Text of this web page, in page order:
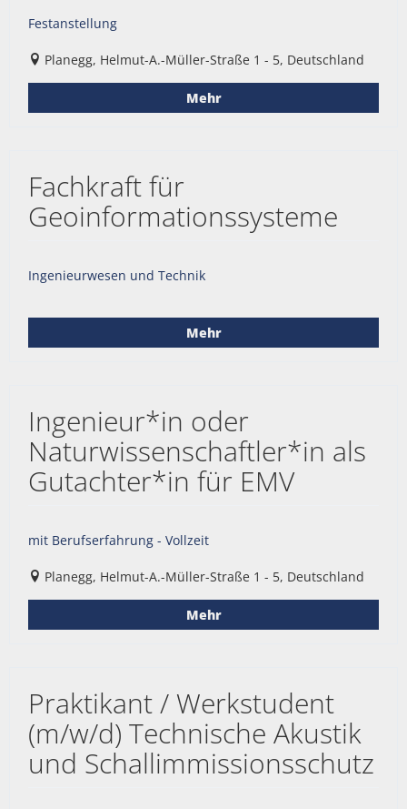
Festanstellung
Planegg, Helmut-A.-Müller-Straße 1 - 5, Deutschland
Mehr
Fachkraft für
Geoinformationssysteme
Ingenieurwesen und Technik
Mehr
Ingenieur*in oder
Naturwissenschaftler*in als
Gutachter*in für EMV
mit Berufserfahrung - Vollzeit
Planegg, Helmut-A.-Müller-Straße 1 - 5, Deutschland
Mehr
Praktikant / Werkstudent
(m/w/d) Technische Akustik
und Schallimmissionsschutz